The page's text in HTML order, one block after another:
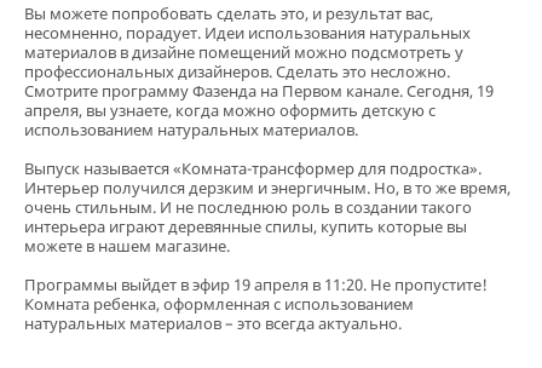
Вы можете попробовать сделать это, и результат вас,
несомненно, порадует. Идеи использования натуральных
материалов в дизайне помещений можно подсмотреть у
профессиональных дизайнеров. Сделать это несложно.
Смотрите программу Фазенда на Первом канале. Сегодня, 19
апреля, вы узнаете, когда можно оформить детскую с
использованием натуральных материалов.
Выпуск называется «Комната-трансформер для подростка».
Интерьер получился дерзким и энергичным. Но, в то же время,
очень стильным. И не последнюю роль в создании такого
интерьера играют деревянные спилы, купить которые вы
можете в нашем магазине.
Программы выйдет в эфир 19 апреля в 11:20. Не пропустите!
Комната ребенка, оформленная с использованием
натуральных материалов – это всегда актуально.